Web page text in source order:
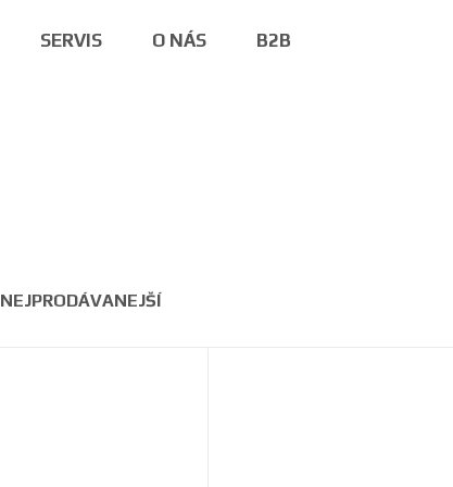
SERVIS O NÁS B2B
NEJPRODÁVANEJŠÍ